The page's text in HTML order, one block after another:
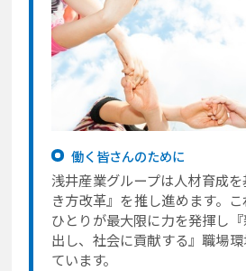
働く皆さんのために
浅井産業グループは人材育成
き方改革』を推し進めます。
ひとりが最大限に力を発揮し
出し、社会に貢献する』職場
ています。